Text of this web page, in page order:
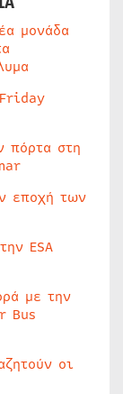
μονάδα
πόρτα στη
εποχή των
ESA
με την
Bus
οι